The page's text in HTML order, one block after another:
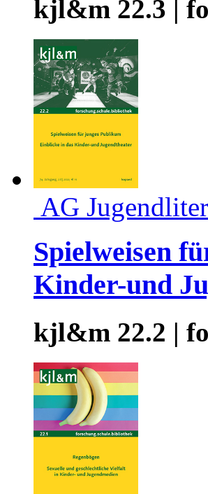
kjl&m 22.3 |
AG
Spielweisen
Kinder-und
kjl&m 22.2 |